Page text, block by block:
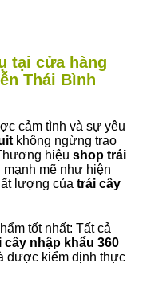
tại cửa hàng
Thái Bình
cảm tình và sự yêu
không ngừng trao
hiệu shop trái
mạnh mẽ như hiện
lượng của trái cây
tốt nhất: Tất cả
cây nhập khẩu 360
được kiểm định thực